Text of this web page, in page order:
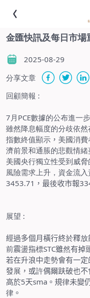
金匯快訊及每日市場
2025-08-29
分享文章
回顧簡報 :
7月 PCE數據的公布進一
雖然降息幅度的分歧依
指數終值顯示 ， 美國消費
濟前景和通脹的悲觀情
美國央行獨立性受到威
風險需求上升，資金流
3453.71 ，最後收市報
展望 :
經過多個月橫行終於釋放
前震盪指標STC雖然有掉
若在升浪中走勢會有一定
發展 ，或許偶爾趺破也不
高於5天sma 。規律未變
律 。